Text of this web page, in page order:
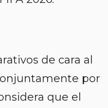
de cara al
por
que el